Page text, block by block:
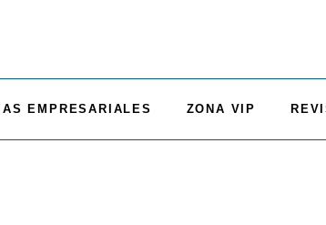
EMPRESARIALES ZONA VIP